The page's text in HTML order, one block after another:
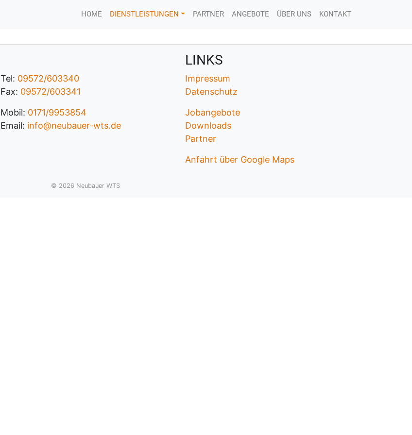
HOME DIENSTLEISTUNGEN PARTNER ANGEBOTE ÜBER UNS KONTAKT
Tel: 09572/603340
Fax: 09572/603341
Mobil: 0171/9953854
Email: info@neubauer-wts.de
LINKS
Impressum
Datenschutz
Jobangebote
Downloads
Partner
Anfahrt über Google Maps
© 2026 Neubauer WTS